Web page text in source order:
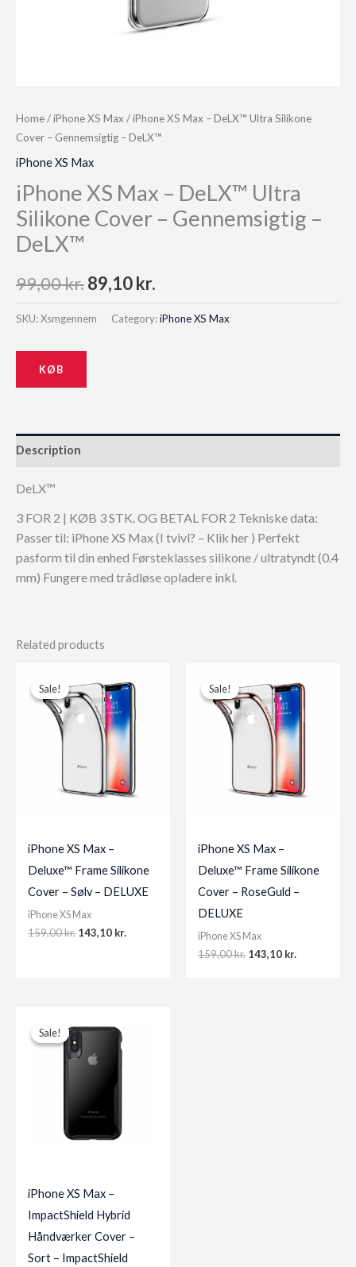
Home/iPhone XS Max / iPhone XS Max – DeLX™ Ultra Silikone
Cover – Gennemsigtig – DeLX™
iPhone XS Max
iPhone XS Max – DeLX™ Ultra
Silikone Cover – Gennemsigtig –
DeLX™
99,00kr.Original
price
89,10kr.
price
SKU:Xsmgennem Category:iPhone XS Max
KØB
Description
DeLX™
3 FOR 2 | KØB 3 STK. OG BETAL FOR 2 Tekniske data:
Passer til: iPhone XS Max (I tvivl? – Klik her ) Perfekt
pasform til din enhed Førsteklasses silikone / ultratyndt (0.4
mm) Fungere med trådløse opladere inkl.
Related products
Sale!
Sale!
iPhone XS Max –
Deluxe™ Frame Silikone
Cover – Sølv – DELUXE
iPhone XS Max
159,00kr. Original
143,10 kr.
Sale!
Sale!
iPhone XS Max –
Deluxe™ Frame Silikone
Cover – RoseGuld –
DELUXE
iPhone XS Max
159,00kr. Original
143,10 kr.
Sale!
Sale!
iPhone XS Max –
ImpactShield Hybrid
Håndværker Cover –
Sort – ImpactShield